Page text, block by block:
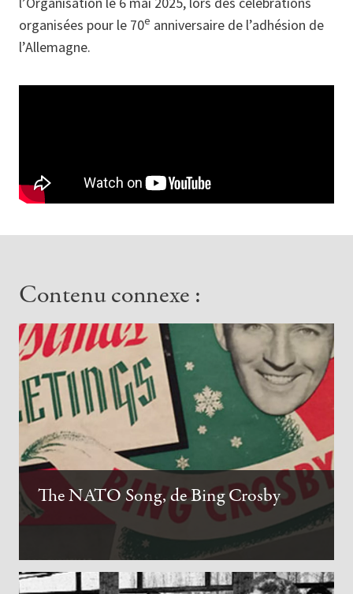
organisées pour le 70e anniversaire de l’adhésion de
l’Allemagne.
Contenu connexe :
The NATO Song, de Bing Crosby